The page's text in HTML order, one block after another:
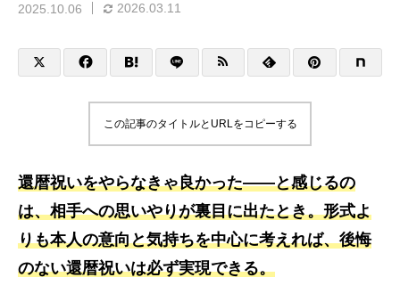
2025.10.06 2026.03.11
この記事のタイトルとURLをコピーする
還暦祝いをやらなきゃ良かった――と感じるの
は、相手への思いやりが裏目に出たとき。形式よ
りも本人の意向と気持ちを中心に考えれば、後悔
のない還暦祝いは必ず実現できる。